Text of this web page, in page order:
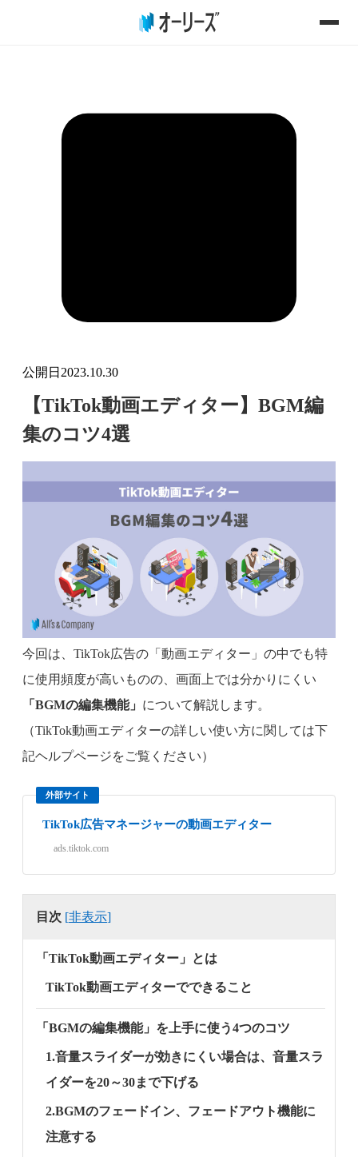
公開日 2023.10.30
【TikTok動画エディター】BGM編
集のコツ4選
今回は、TikTok広告の「動画エディター」の中でも特
に使用頻度が高いものの、画面上では分かりにくい
「BGMの編集機能」 について解説します。
（TikTok動画エディターの詳しい使い方に関しては下
記ヘルプページをご覧ください）
外部サイト
TikTok広告マネージャーの動画エディター
ads.tiktok.com
目次 [非表示]
「TikTok動画エディター」とは
TikTok動画エディターでできること
「BGMの編集機能」を上手に使う4つのコツ
1.音量スライダーが効きにくい場合は、音量スラ
イダーを20～30まで下げる
2.BGMのフェードイン、フェードアウト機能に
注意する